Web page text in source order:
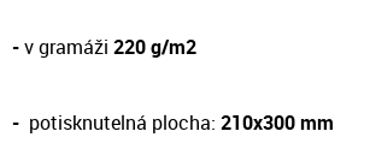
-v gramáži 220 g/m2
- potisknutelná plocha: 210x300 mm